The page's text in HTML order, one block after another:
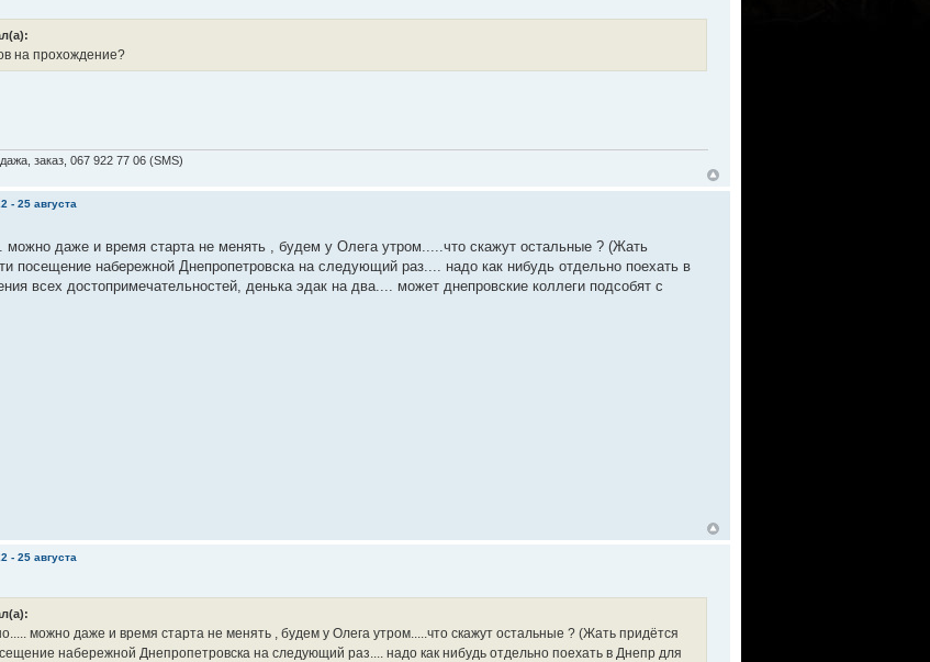
на прохождение?
заказ, 067 922 77 06 (SMS)
- 25 августа
можно даже и время старта не менять , будем у Олега утром.....что скажут остальные ? (Жать
посещение набережной Днепропетровска на следующий раз.... надо как нибудь отдельно поехать в
всех достопримечательностей, денька эдак на два.... может днепровские коллеги подсобят с
- 25 августа
можно даже и время старта не менять , будем у Олега утром.....что скажут остальные ? (Жать придётся
набережной Днепропетровска на следующий раз.... надо как нибудь отдельно поехать в Днепр для